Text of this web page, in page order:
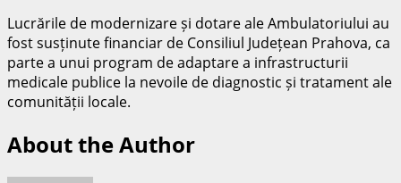
Lucrările de modernizare și dotare ale Ambulatoriului au
fost susținute financiar de Consiliul Județean Prahova, ca
parte a unui program de adaptare a infrastructurii
medicale publice la nevoile de diagnostic și tratament ale
comunității locale.
About the Author